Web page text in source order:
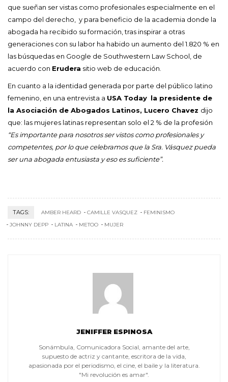
que sueñan ser vistas como profesionales especialmente en el
campo del derecho, y para beneficio de la academia donde la
abogada ha recibido su formación, tras inspirar a otras
generaciones con su labor ha habido un aumento del 1.820 % en
las búsquedas en Google de Southwestern Law School, de
acuerdo con Erudera sitio web de educación.
En cuanto a la identidad generada por parte del público latino
femenino, en una entrevista a USA Today la presidente de
la Asociación de Abogados Latinos, Lucero Chavez dijo
que: las mujeres latinas representan solo el 2 % de la profesión
“Es importante para nosotros ser vistos como profesionales y
competentes, por lo que celebramos que la Sra. Vásquez pueda
ser una abogada entusiasta y eso es suficiente”.
TAGS: AMBER HEARD CAMILLE VASQUEZ
FEMINISMO
JOHNNY DEPP
LATINA METOO MUJER
JENIFFER ESPINOSA
Sonámbula, Comunicadora Social, amante del arte,
supuesto de actriz y cantante, escritora de la vida,
apasionada por el periodismo, el cine, el baile y la literatura.
"Mi revolución es amar".